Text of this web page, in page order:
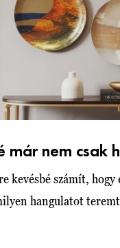
már nem csak
kevésbé számít,
hangulatot